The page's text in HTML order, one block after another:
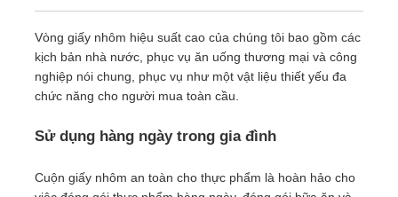
Vòng giấy nhôm hiệu suất cao của chúng tôi bao gồm các
kịch bản nhà nước, phục vụ ăn uống thương mại và công
nghiệp nói chung, phục vụ như một vật liệu thiết yếu đa
chức năng cho người mua toàn cầu.
Sử dụng hàng ngày trong gia đình
Cuộn giấy nhôm an toàn cho thực phẩm là hoàn hảo cho